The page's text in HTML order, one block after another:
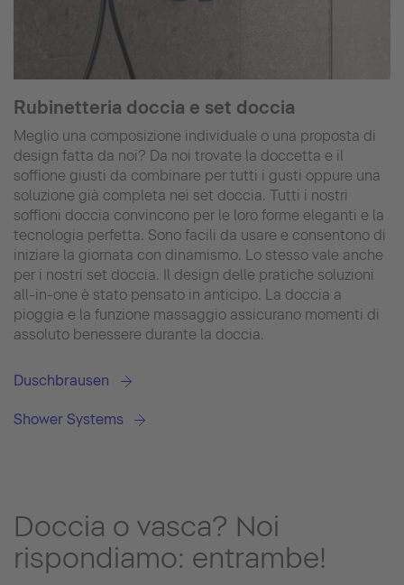
Rubinetteria doccia e set doccia
Meglio una composizione individuale o una proposta di
design fatta da noi? Da noi trovate la doccetta e il
soffione giusti da combinare per tutti i gusti oppure una
soluzione già completa nei set doccia. Tutti i nostri
soffioni doccia convincono per le loro forme eleganti e la
tecnologia perfetta. Sono facili da usare e consentono di
iniziare la giornata con dinamismo. Lo stesso vale anche
per i nostri set doccia. Il design delle pratiche soluzioni
all-in-one è stato pensato in anticipo. La doccia a
pioggia e la funzione massaggio assicurano momenti di
assoluto benessere durante la doccia.
Duschbrausen
Shower Systems
Doccia o vasca? Noi
rispondiamo: entrambe!